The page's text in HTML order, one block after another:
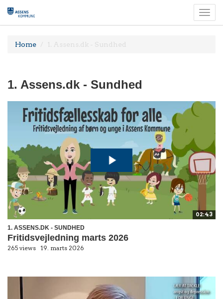
Home 1. Assens.dk - Sundhed
1. Assens.dk - Sundhed
02:43
1. ASSENS.DK - SUNDHED
Fritidsvejledning marts 2026
265 views 19. marts 2026